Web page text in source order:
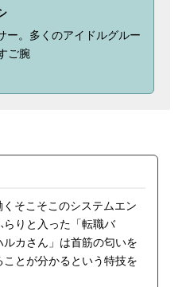
ー。多くのアイドルグルー
ご腕
そこそこのシステムエン
りと入った「転職バ
カさん」は首筋の匂いを
とが分かるという特技を